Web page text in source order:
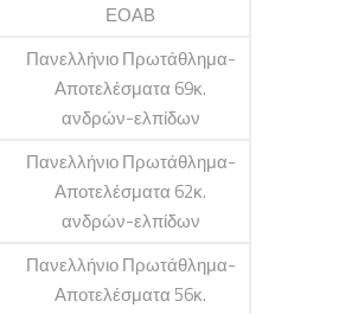
ΕΟΑΒ
Πανελλήνιο Πρωτάθλημα-
Αποτελέσματα 69κ.
ανδρών-ελπίδων
Πανελλήνιο Πρωτάθλημα-
Αποτελέσματα 62κ.
ανδρών-ελπίδων
Πανελλήνιο Πρωτάθλημα-
Αποτελέσματα 56κ.